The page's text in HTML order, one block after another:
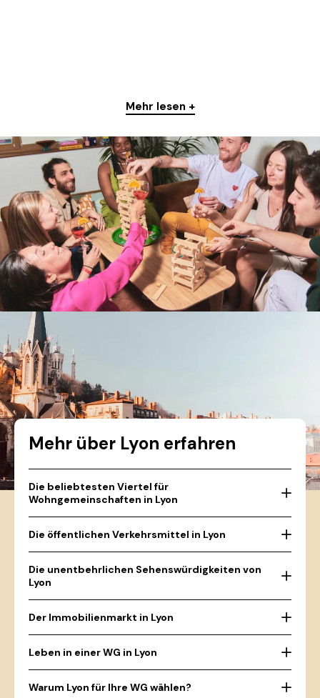
Mehr lesen +
Mehr über Lyon erfahren
Die beliebtesten Viertel für
Wohngemeinschaften in Lyon
Die öffentlichen Verkehrsmittel in Lyon
Die unentbehrlichen Sehenswürdigkeiten von
Lyon
Der Immobilienmarkt in Lyon
Leben in einer WG in Lyon
Warum Lyon für Ihre WG wählen?